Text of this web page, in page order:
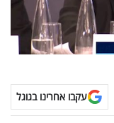
עקבו אחרינו בגוגל